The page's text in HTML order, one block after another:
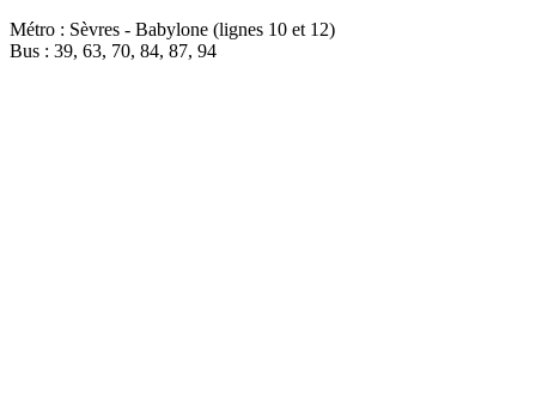
Métro : Sèvres - Babylone (lignes 10 et 12)
Bus : 39, 63, 70, 84, 87, 94